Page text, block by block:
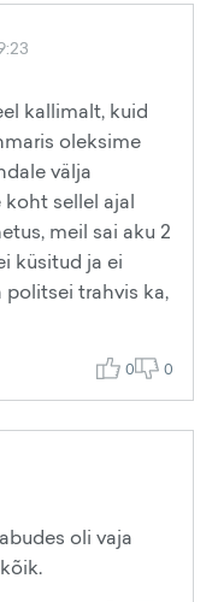
kallimalt, kuid
oleksime
välja
koht sellel ajal
meil sai aku 2
küsitud ja ei
trahvis ka,
0 0
oli vaja